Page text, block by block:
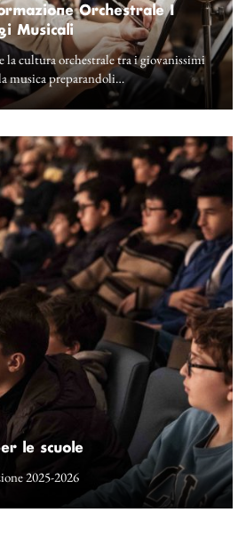
Orchestrale I
Musicali
la cultura orchestrale tra i giovanissimi
musica preparandoli…
le scuole
2025-2026